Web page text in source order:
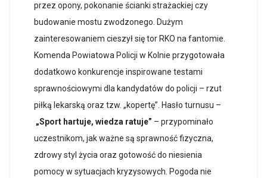
przez opony, pokonanie ścianki strażackiej czy
budowanie mostu zwodzonego. Dużym
zainteresowaniem cieszył się tor RKO na fantomie.
Komenda Powiatowa Policji w Kolnie przygotowała
dodatkowo konkurencje inspirowane testami
sprawnościowymi dla kandydatów do policji – rzut
piłką lekarską oraz tzw. „kopertę”. Hasło turnusu –
„Sport hartuje, wiedza ratuje” – przypominało
uczestnikom, jak ważne są sprawność fizyczna,
zdrowy styl życia oraz gotowość do niesienia
pomocy w sytuacjach kryzysowych. Pogoda nie